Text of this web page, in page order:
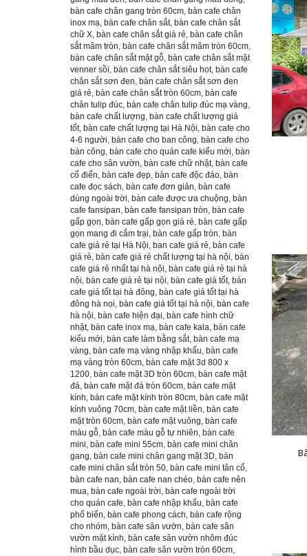
bàn cafe chân gang tròn 60cm, bàn cafe chân
inox mạ, bàn cafe chân sắt, bàn cafe chân sắt
chữ X, bàn cafe chân sắt giá rẻ, bàn cafe chân
sắt mâm tròn, bàn cafe chân sắt mâm tròn 60cm,
bàn cafe chân sắt mặt gỗ, bàn cafe chân sắt mặt
venner sồi, bàn cafe chân sắt siêu hot, bàn cafe
chân sắt sơn đen, bàn cafe chân sắt sơn đen
giá rẻ, bàn cafe chân sắt tròn 60cm, bàn cafe
chân tulip đúc, bàn cafe chân tulip đúc mạ vàng,
bàn cafe chất lượng, bàn cafe chất lượng giá
tốt, bàn cafe chất lượng tại Hà Nội, bàn cafe cho
4-6 người, bàn cafe cho ban công, bàn cafe cho
bàn công, bàn cafe cho quán cafe kiểu mới, bàn
cafe cho sân vườn, bàn cafe chữ nhật, bàn cafe
cổ điển, bàn cafe đẹp, bàn cafe độc đáo, bàn
cafe đọc sách, bàn cafe đơn giản, bàn cafe
dùng ngoài trời, bàn cafe được ưa chuộng, bàn
cafe fansipan, bàn cafe fansipan tròn, bàn cafe
gấp gọn, bàn cafe gấp gọn giá rẻ, bàn cafe gấp
gọn mang đi cắm trại, bàn cafe gấp tròn, bàn
cafe giá rẻ tại Hà Nội, ban cafe giá rẻ, bàn cafe
giá rẻ, bàn cafe giá rẻ chất lượng tại hà nội, bàn
cafe giá rẻ nhất tại hà nội, bàn cafe giá rẻ tại hà
nội, bàn cafe giá rẻ tại nội, bàn cafe giá tốt, bàn
cafe giá tốt tại hà đông, bàn cafe giá tốt tại hà
đông hà nọi, bàn cafe giá tốt tại hà nội, bàn cafe
hà nội, bàn cafe hiện đại, bàn cafe hình chữ
nhật, bàn cafe inox mạ, bàn cafe kala, bàn cafe
kiểu mới, bàn cafe làm bằng sắt, bàn cafe mạ
vàng, bàn cafe mạ vàng nhập khẩu, bàn cafe
mạ vàng tròn 60cm, bàn cafe mặt 3d 800 x
1200, bàn cafe mặt 3D tròn 60cm, bàn cafe mặt
đá, bàn cafe mặt đá tròn 60cm, bàn cafe mặt
kính, bàn cafe mặt kính tròn 80cm, bàn cafe mặt
kính vuông 70cm, bàn cafe mặt liền, bàn cafe
mặt tròn 60cm, bàn cafe mặt vuông, bàn cafe
màu gỗ, bàn cafe màu gỗ tự nhiên, bàn cafe
mini, bàn cafe mini 55cm, bàn cafe mini chân
gang, bàn cafe mini chân gang mặt 3D, bàn
cafe mini chân sắt tròn 50, bàn cafe mini tân cổ,
bàn cafe nan, bàn cafe nan chéo, bàn cafe nên
mua, bàn cafe ngoài trời, bàn cafe ngoài trời
cho quán cafe, bàn cafe nhập khẩu, bàn cafe
phổ biến, bàn cafe phong cách, bàn cafe rộng
cho nhóm, bàn cafe sân vườn, bàn cafe sân
vườn mặt kính, bàn cafe sân vườn nhôm đúc
hình bầu dục, bàn cafe sân vườn tròn 60cm,